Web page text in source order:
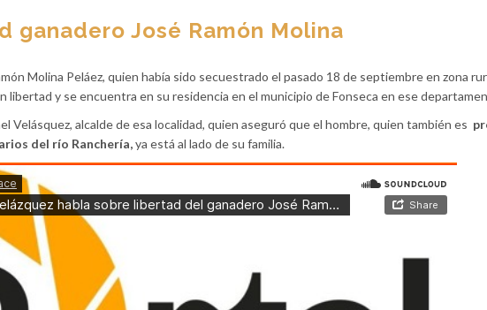
ganadero José Ramón Molina
Molina Peláez, quien había sido secuestrado el pasado 18 de septiembre en zona
libertad y se encuentra en su residencia en el municipio de Fonseca en ese
Velásquez, alcalde de esa localidad, quien aseguró que el hombre, quien también es
del río Ranchería,ya está al lado de su familia.